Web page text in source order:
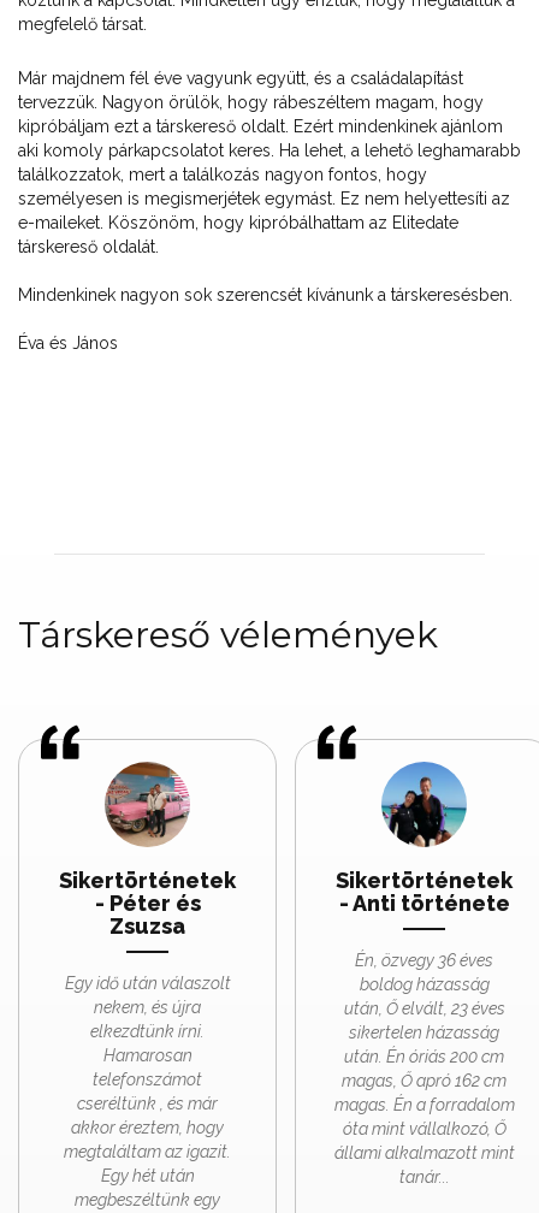
megfelelő társat.
Már majdnem fél éve vagyunk együtt, és a családalapítást
tervezzük. Nagyon örülök, hogy rábeszéltem magam, hogy
kipróbáljam ezt a társkereső oldalt. Ezért mindenkinek ajánlom
aki komoly párkapcsolatot keres. Ha lehet, a lehető leghamarabb
találkozzatok, mert a találkozás nagyon fontos, hogy
személyesen is megismerjétek egymást. Ez nem helyettesíti az
e-maileket. Köszönöm, hogy kipróbálhattam az Elitedate
társkereső oldalát.
Mindenkinek nagyon sok szerencsét kívánunk a társkeresésben.
Éva és János
Társkereső vélemények
Sikertörténetek
- Péter és
Zsuzsa
Egy idő után válaszolt
nekem, és újra
elkezdtünk írni.
Hamarosan
telefonszámot
cseréltünk , és már
akkor éreztem, hogy
megtaláltam az igazit.
Egy hét után
megbeszéltünk egy
Sikertörténetek
- Anti története
Én, özvegy 36 éves
boldog házasság
után, Ő elvált, 23 éves
sikertelen házasság
után. Én óriás 200 cm
magas, Ő apró 162 cm
magas. Én a forradalom
óta mint vállalkozó, Ő
állami alkalmazott mint
tanár...